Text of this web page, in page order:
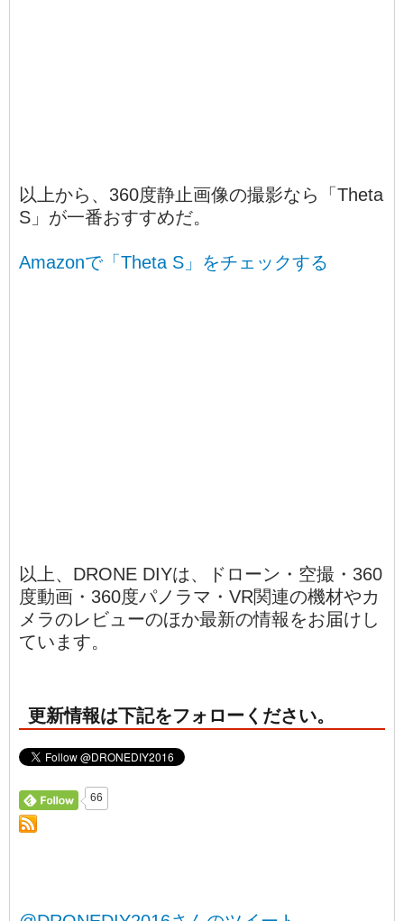
以上から、360度静止画像の撮影なら「Theta
S」が一番おすすめだ。
Amazonで「Theta S」をチェックする
以上、DRONE DIYは、ドローン・空撮・360
度動画・360度パノラマ・VR関連の機材やカ
メラのレビューのほか最新の情報をお届けし
ています。
更新情報は下記をフォローください。
66